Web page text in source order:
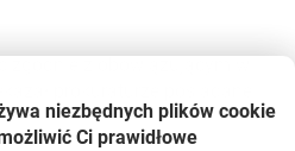
niezbędnych plików cookie
Ci prawidłowe